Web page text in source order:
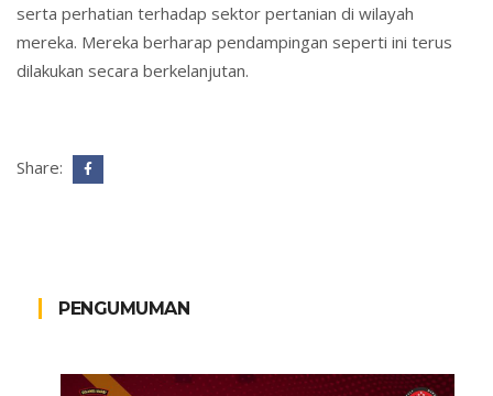
serta perhatian terhadap sektor pertanian di wilayah
mereka. Mereka berharap pendampingan seperti ini terus
dilakukan secara berkelanjutan.
Share:
PENGUMUMAN